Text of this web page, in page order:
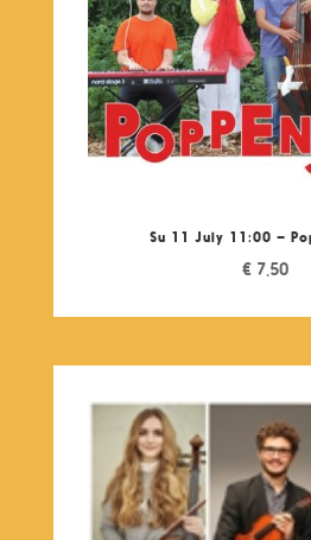
Su 11 July 11:00 –
€ 7,50